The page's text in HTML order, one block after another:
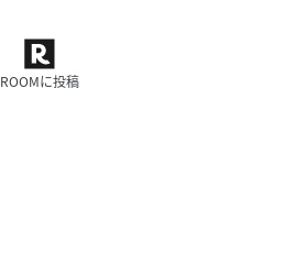
ROOMに投稿